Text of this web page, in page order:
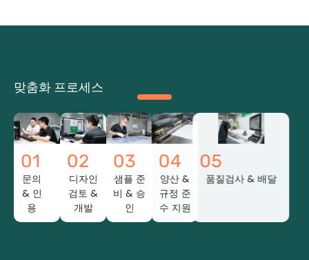
맞춤화 프로세스
01
문의
& 인
용
02
디자인
검토 &
개발
03
샘플 준
비 & 승
인
04
양산 &
규정 준
수 지원
05
품질검사 & 배달